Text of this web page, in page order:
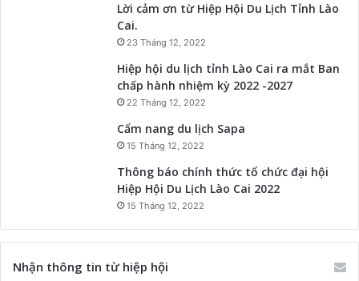
Lời cảm ơn từ Hiệp Hội Du Lịch Tỉnh Lào
Cai.
23 Tháng 12, 2022
Hiệp hội du lịch tỉnh Lào Cai ra mắt Ban
chấp hành nhiệm kỳ 2022 -2027
22 Tháng 12, 2022
Cẩm nang du lịch Sapa
15 Tháng 12, 2022
Thông báo chính thức tổ chức đại hội
Hiệp Hội Du Lịch Lào Cai 2022
15 Tháng 12, 2022
Nhận thông tin từ hiệp hội